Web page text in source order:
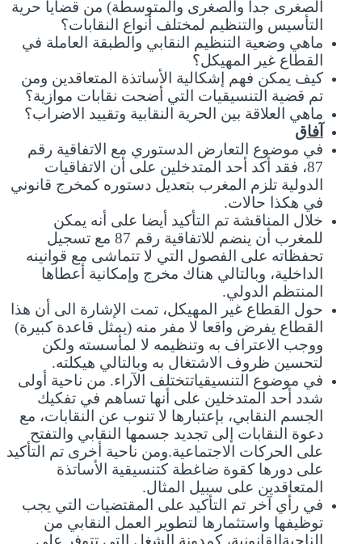
الصغرى جدا والصغرى والمتوسطة) من قضايا حرية
التأسيس والتنظيم لمختلف أنواع النقابات؟
ماهي وضعية التنظيم النقابي والطبقة العاملة في
القطاع غير المهيكل؟
كيف يمكن فهم إشكالية الأساتذة المتعاقدين ومن
تم قضية التنسيقيات التي أضحت نقابات موازية؟
ماهي العلاقة بين الحرية النقابية وتقييد الاضراب؟
آفاق
في موضوع التعارض الدستوري مع الاتفاقية رقم
87، فقد أكد أحد المتدخلين على أن الاتفاقيات
الدولية تلزم المغرب بتعديل دستوره كمخرج قانوني
في هكذا حالات.
خلال المناقشة تم التأكيد أيضا على أنه يمكن
للمغرب أن ينضم للاتفاقية رقم 87 مع تسجيل
تحفظاته على الفصول التي لا تتماشى مع قوانينه
الداخلية، وبالتالي هناك مخرج وإمكانية أعطاها
المنتظم الدولي.
حول القطاع غير المهيكل، تمت الإشارة الى أن هذا
القطاع يفرض واقعا لا مفر منه (يمثل قاعدة كبيرة)
ووجب الاعتراف به وتنظيمه لا لمأسسته ولكن
لتحسين ظروف الاشتغال به وبالتالي هيكلته.
في موضوع التنسيقياتتختلف الآراء. من ناحية أولى
شدد أحد المتدخلين على أنها تساهم في تفكيك
الجسم النقابي، بإعتبارها لا تنوب عن النقابات، مع
دعوة النقابات إلى تجديد جسمها النقابي والتفتح
على الحركات الاجتماعية.ومن ناحية أخرى تم التأكيد
على دورها كقوة ضاغطة كتنسيقية الأساتذة
المتعاقدين على سبيل المثال.
في رأي آخر تم التأكيد على المقتضيات التي يجب
توظيفها واستثمارها لتطوير العمل النقابي من
الناحيةالقانونية، كمدونة الشغل التي تتوفر على